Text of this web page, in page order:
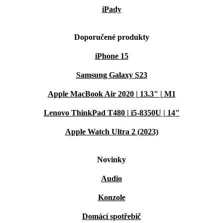
iPady
Doporučené produkty
iPhone 15
Samsung Galaxy S23
Apple MacBook Air 2020 | 13.3" | M1
Lenovo ThinkPad T480 | i5-8350U | 14"
Apple Watch Ultra 2 (2023)
Novinky
Audio
Konzole
Domácí spotřebič